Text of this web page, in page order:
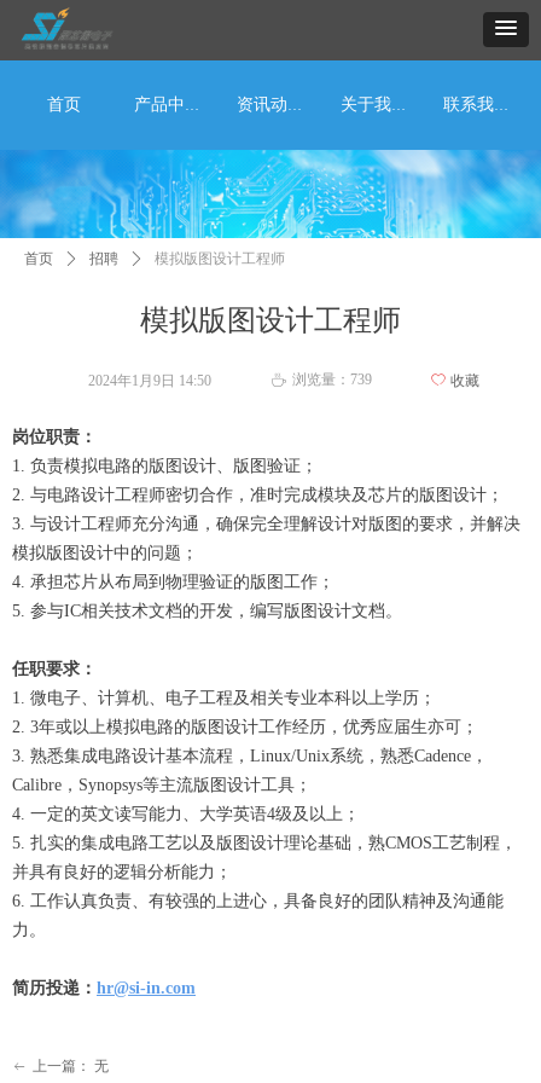
首页 产品中心 资讯动态 关于我们 联系我们
模拟版图设计工程师
首页 ꄲ 招聘 ꄲ 模拟版图设计工程师
岗位职责：
1. 负责模拟电路的版图设计、版图验证；
2. 与电路设计工程师密切合作，准时完成模块及芯片的版图设计；
3. 与设计工程师充分沟通，确保完全理解设计对版图的要求，并解决
模拟版图设计中的问题；
4. 承担芯片从布局到物理验证的版图工作；
5. 参与IC相关技术文档的开发，编写版图设计文档。
任职要求：
1. 微电子、计算机、电子工程及相关专业本科以上学历；
2. 3年或以上模拟电路的版图设计工作经历，优秀应届生亦可；
3. 熟悉集成电路设计基本流程，Linux/Unix系统，熟悉Cadence，
Calibre，Synopsys等主流版图设计工具；
4. 一定的英文读写能力、大学英语4级及以上；
5. 扎实的集成电路工艺以及版图设计理论基础，熟CMOS工艺制程，
并具有良好的逻辑分析能力；
6. 工作认真负责、有较强的上进心，具备良好的团队精神及沟通能
力。
简历投递： hr@si-in.com
2024年1月9日 14:50 ꄘ 浏览量： 739 ꄀ 收藏
ꂃ 上一篇： 无